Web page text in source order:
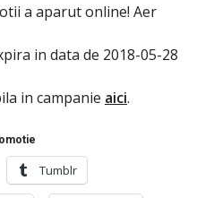
a aparut online! Aer
in data de 2018-05-28
in campanie aici.
Tumblr